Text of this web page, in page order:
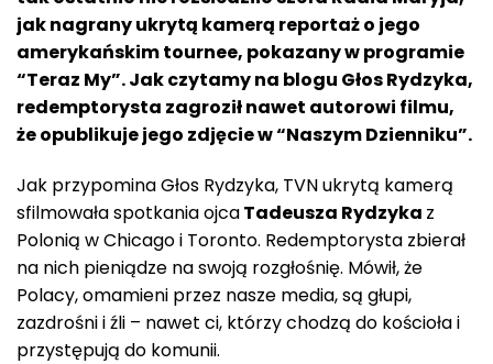
jak nagrany ukrytą kamerą reportaż o jego
amerykańskim tournee, pokazany w programie
“Teraz My”. Jak czytamy na blogu Głos Rydzyka,
redemptorysta zagroził nawet autorowi filmu,
że opublikuje jego zdjęcie w “Naszym Dzienniku”.
Jak przypomina Głos Rydzyka, TVN ukrytą kamerą
sfilmowała spotkania ojcaTadeusza Rydzyka z
Polonią w Chicago i Toronto. Redemptorysta zbierał
na nich pieniądze na swoją rozgłośnię. Mówił, że
Polacy, omamieni przez nasze media, są głupi,
zazdrośni i źli – nawet ci, którzy chodzą do kościoła i
przystępują do komunii.